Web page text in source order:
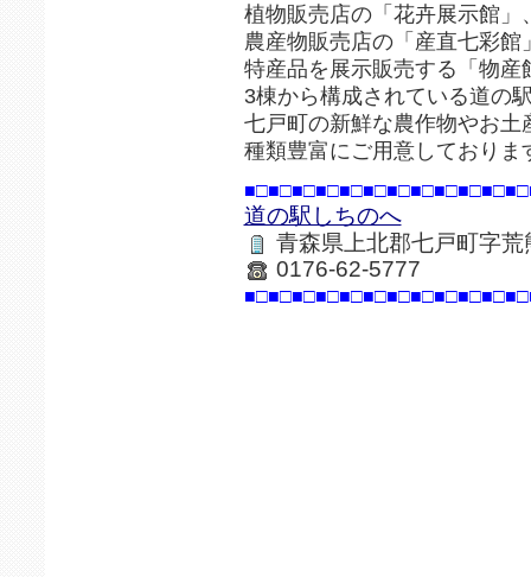
植物販売店の「花卉展示館」
農産物販売店の「産直七彩館
特産品を展示販売する「物産
3棟から構成されている道の
七戸町の新鮮な農作物やお土
種類豊富にご用意しておりま
道の駅しちのへ
青森県上北郡七戸町字
0176-62-5777